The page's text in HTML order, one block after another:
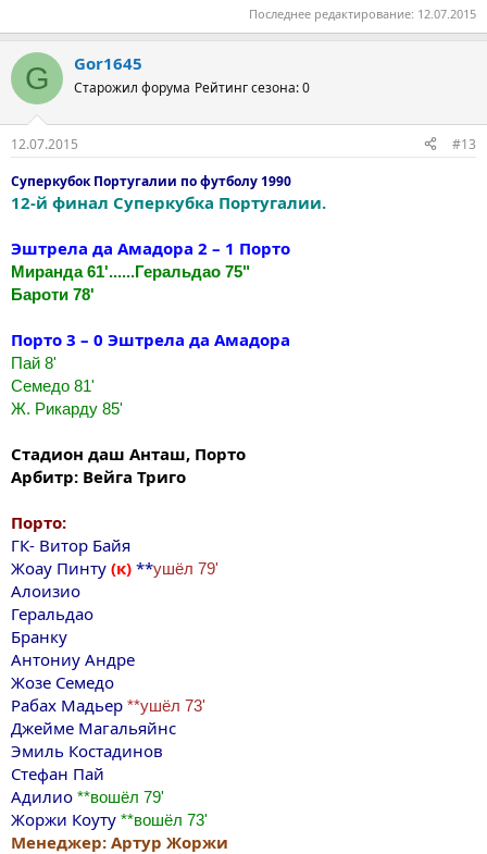
Последнее редактирование: 12.07.2015
G Gor1645
Старожил форума Рейтинг сезона: 0
12.07.2015
#13
Суперкубок Португалии по футболу 1990
12-й финал Суперкубка Португалии.
Эштрела да Амадора 2 – 1 Порто
Миранда 61'......Геральдао 75"
Бароти 78'
Порто 3 – 0 Эштрела да Амадора
Пай 8'
Семедо 81'
Ж. Рикарду 85'
Стадион даш Анташ, Порто
Арбитр: Вейга Триго
Порто:
ГК- Витор Байя
Жоау Пинту (к) **ушёл 79'
Aлоизио
Геральдао
Бранку
Антониу Андре
Жозе Семедо
Рабах Maдьер **ушёл 73'
Джейме Магальяйнс
Эмиль Костадинов
Стефан Пай
Адилио **вошёл 79'
Жоржи Коуту **вошёл 73'
Менеджер: Артур Жоржи